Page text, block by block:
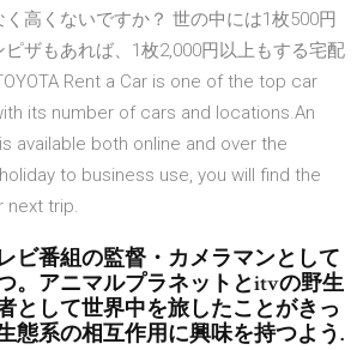
高くないですか？ 世の中には1枚500円
ザもあれば、1枚2,000円以上もする宅配
Rent a Car is one of the top car
its number of cars and locations.An
available both online and over the
to business use, you will find the
next trip.
ビ番組の監督・カメラマンとして
。アニマルプラネットとitvの野生
として世界中を旅したことがきっ
態系の相互作用に興味を持つよう.